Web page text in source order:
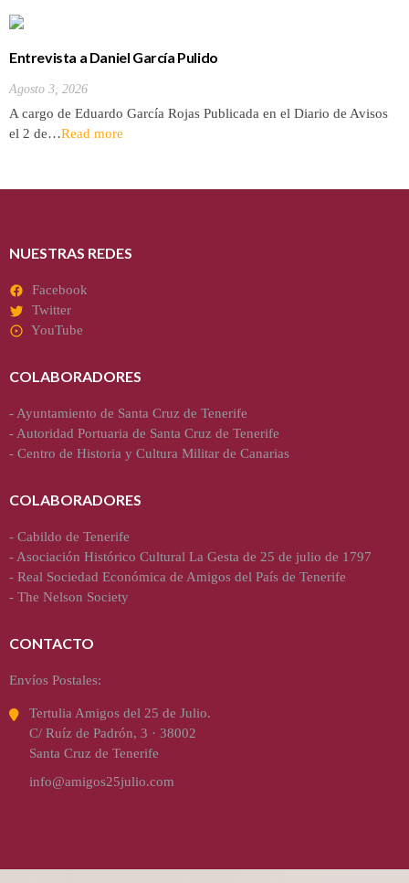
Entrevista a Daniel García Pulido
Agosto 3, 2026
A cargo de Eduardo García Rojas Publicada en el Diario de Avisos
el 2 de…Read more
NUESTRAS REDES
Facebook
Twitter
YouTube
COLABORADORES
- Ayuntamiento de Santa Cruz de Tenerife
- Autoridad Portuaria de Santa Cruz de Tenerife
- Centro de Historia y Cultura Militar de Canarias
COLABORADORES
- Cabildo de Tenerife
- Asociación Histórico Cultural La Gesta de 25 de julio de 1797
- Real Sociedad Económica de Amigos del País de Tenerife
- The Nelson Society
CONTACTO
Envíos Postales:
Tertulia Amigos del 25 de Julio.
C/ Ruíz de Padrón, 3 · 38002
Santa Cruz de Tenerife
info@amigos25julio.com